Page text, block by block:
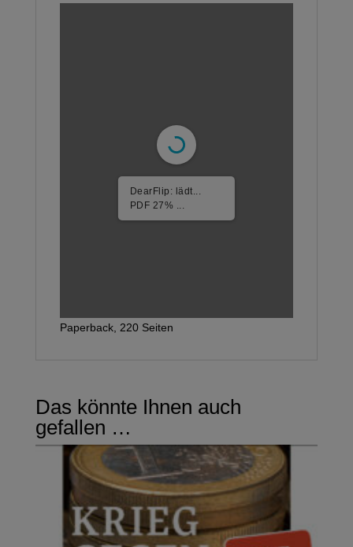
DearFlip: lädt...
PDF 79% ...
Paperback, 220 Seiten
Das könnte Ihnen auch
gefallen …